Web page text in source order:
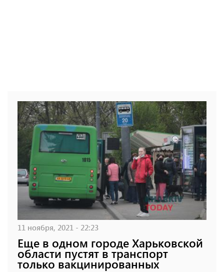
11 ноября, 2021 - 22:23
Еще в одном городе Харьковской
области пустят в транспорт
только вакцинированных